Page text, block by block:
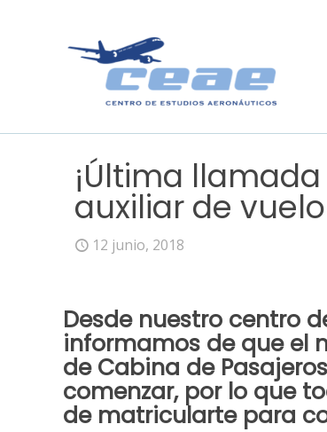
¡Última
auxiliar de
12 junio, 2018
Desde nuestro centro
informamos de que el
de Cabina de
comenzar, por lo que
de matricularte para